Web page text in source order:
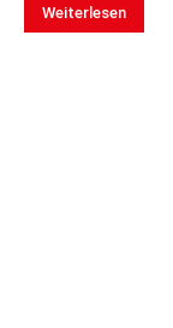
Weiterlesen